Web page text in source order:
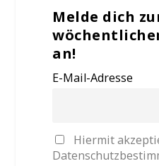
Melde dich
an!
E-Mail-Adresse
Hiermit